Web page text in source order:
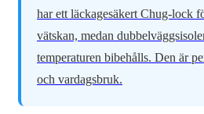
har ett läckagesäkert Chug-lock
vätskan, medan
temperaturen bibehålls. Den är
och vardagsbruk.